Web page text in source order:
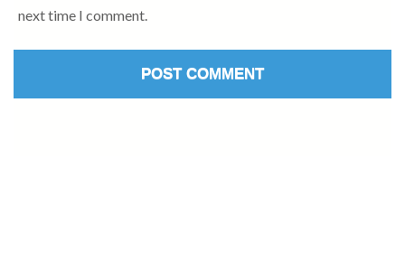
next time I comment.